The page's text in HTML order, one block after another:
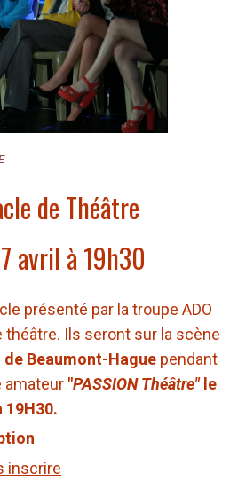
de Théâtre
avril à 19h30
présenté par la troupe ADO
théâtre. Ils seront sur la scène
de Beaumont-Hague pendant
amateur "PASSION Théâtre"le
19H30.
inscrire